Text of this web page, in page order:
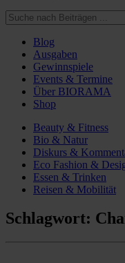
Blog
Ausgaben
Gewinnspiele
Events & Termine
Über BIORAMA
Shop
Beauty & Fitness
Bio & Natur
Diskurs &
Eco Fashion &
Essen & Trinken
Reisen & Mobilität
Schlagwort: